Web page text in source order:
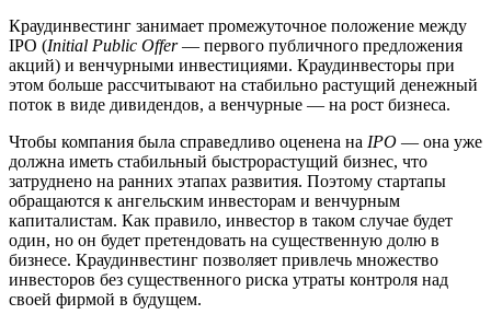
Краудинвестинг занимает промежуточное положение между
IPO (Initial Public Offer— первого публичного предложения
акций) и венчурными инвестициями. Краудинвесторы при
этом больше рассчитывают на стабильно растущий денежный
поток в виде дивидендов, а венчурные — на рост бизнеса.
Чтобы компания была справедливо оценена на IPO — она уже
должна иметь стабильный быстрорастущий бизнес, что
затруднено на ранних этапах развития. Поэтому стартапы
обращаются к ангельским инвесторам и венчурным
капиталистам. Как правило, инвестор в таком случае будет
один, но он будет претендовать на существенную долю в
бизнесе. Краудинвестинг позволяет привлечь множество
инвесторов без существенного риска утраты контроля над
своей фирмой в будущем.